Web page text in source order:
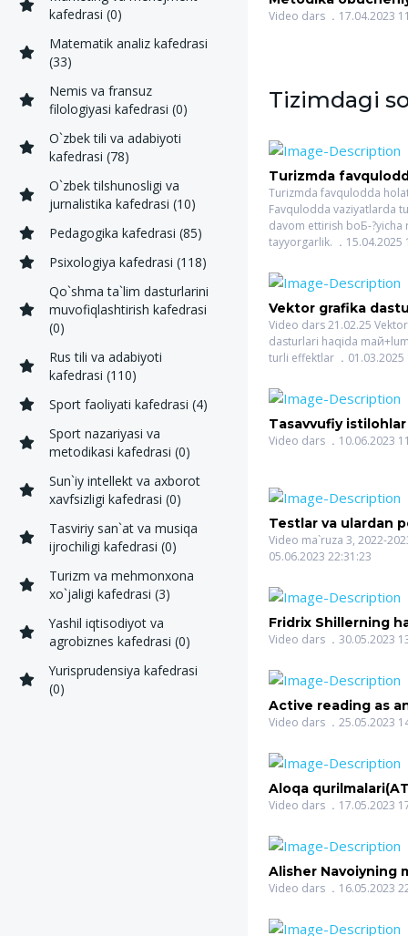
kafedrasi (0)
Matematik analiz kafedrasi
(33)
Nemis va fransuz
filologiyasi kafedrasi (0)
O`zbek tili va adabiyoti
kafedrasi (78)
O`zbek tilshunosligi va
jurnalistika kafedrasi (10)
Pedagogika kafedrasi (85)
Psixologiya kafedrasi (118)
Qo`shma ta`lim dasturlarini
muvofiqlashtirish kafedrasi
(0)
Rus tili va adabiyoti
kafedrasi (110)
Sport faoliyati kafedrasi (4)
Sport nazariyasi va
metodikasi kafedrasi (0)
Sun`iy intellekt va axborot
xavfsizligi kafedrasi (0)
Tasviriy san`at va musiqa
ijrochiligi kafedrasi (0)
Turizm va mehmonxona
xo`jaligi kafedrasi (3)
Yashil iqtisodiyot va
agrobiznes kafedrasi (0)
Yurisprudensiya kafedrasi
(0)
levorukix
Video dars 17.04.2023
Tizimdagi
Turizmda
rejalari: Favqulodda
turistik xizmatlarni
ettirish boБ-?yicha
rejalashtirish va
QIZI)
Turizmda favqulodda
Favqulodda vaziyatlarda
davom ettirish boБ-?yicha
tayyorgarlik.
15.04.2025
Vektor grafika
maй+lumot. Qatlam
effektlar(SAYIDOVA
SAYFULLAYEVNA)
Video dars 21.02.25
dasturlari haqida
turli effektlar
01.03.2025
Tasavvufiy istilohlar
muruvvat(BEKOVA
Video dars 10.06.2023
Testlar va ulardan
amaliyotda
SAFO OLIMOVICH)
Video ma`ruza 3, 2022-
05.06.2023 22:31:23
Fridrix Shillerning
faoliyati(SAIDOVA
Video dars 30.05.2023
Active reading as
way of optimizing
SHAVKATOVNA)
Video dars 25.05.2023
Aloqa
JAMSHID
Video dars 17.05.2023
Alisher Navoiyning
soqiynomani
QODIROVNA)
Video dars 16.05.2023